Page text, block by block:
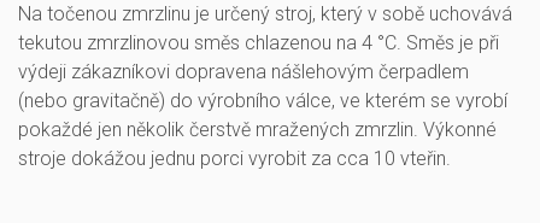
Na točenou zmrzlinu je určený stroj, který v sobě uchovává
tekutou zmrzlinovou směs chlazenou na 4 °C. Směs je při
výdeji zákazníkovi dopravena nášlehovým čerpadlem
(nebo gravitačně) do výrobního válce, ve kterém se vyrobí
pokaždé jen několik čerstvě mražených zmrzlin. Výkonné
stroje dokážou jednu porci vyrobit za cca 10 vteřin.